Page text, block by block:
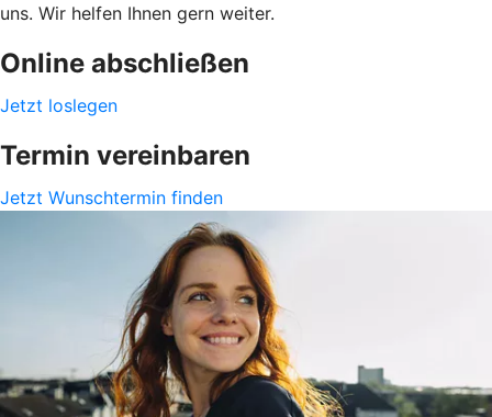
uns. Wir helfen Ihnen gern weiter.
Online abschließen
Jetzt loslegen
Termin vereinbaren
Jetzt Wunschtermin finden